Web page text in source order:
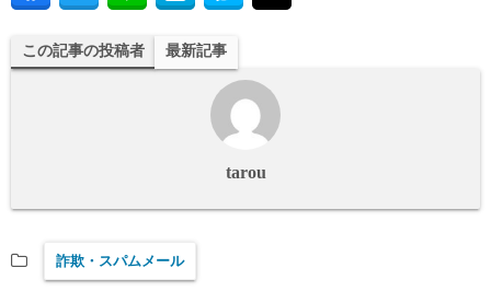
この記事の投稿者 最新記事
tarou
詐欺・スパムメール